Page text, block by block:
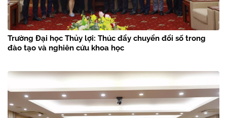
Trường Đại học Thủy lợi: Thúc đẩy chuyển đổi số trong
đào tạo và nghiên cứu khoa học